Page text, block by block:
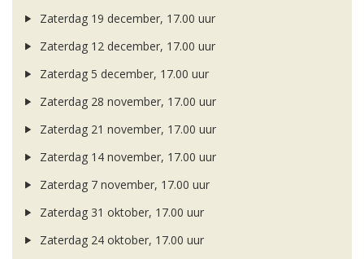
Zaterdag 19 december, 17.00 uur
Zaterdag 12 december, 17.00 uur
Zaterdag 5 december, 17.00 uur
Zaterdag 28 november, 17.00 uur
Zaterdag 21 november, 17.00 uur
Zaterdag 14 november, 17.00 uur
Zaterdag 7 november, 17.00 uur
Zaterdag 31 oktober, 17.00 uur
Zaterdag 24 oktober, 17.00 uur